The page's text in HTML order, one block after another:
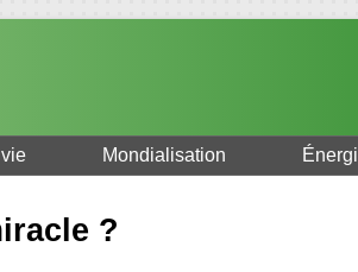
Mondialisation
?